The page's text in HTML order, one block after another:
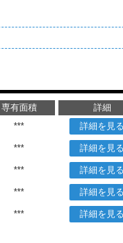
専有面積 詳細
*** 詳細を見る
*** 詳細を見る
*** 詳細を見る
*** 詳細を見る
*** 詳細を見る